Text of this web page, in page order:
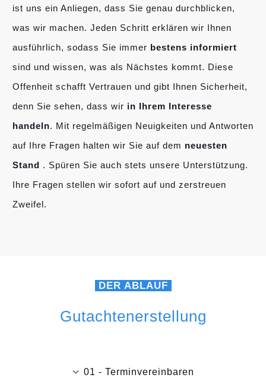
ist uns ein Anliegen, dass Sie genau durchblicken,
was wir machen. Jeden Schritt erklären wir Ihnen
ausführlich, sodass Sie immer bestens informiert
sind und wissen, was als Nächstes kommt. Diese
Offenheit schafft Vertrauen und gibt Ihnen Sicherheit,
denn Sie sehen, dass wir in Ihrem Interesse
handeln. Mit regelmäßigen Neuigkeiten und Antworten
auf Ihre Fragen halten wir Sie auf dem neuesten
Stand . Spüren Sie auch stets unsere Unterstützung.
Ihre Fragen stellen wir sofort auf und zerstreuen
Zweifel.
DER ABLAUF
Gutachtenerstellung
01 - Terminvereinbaren